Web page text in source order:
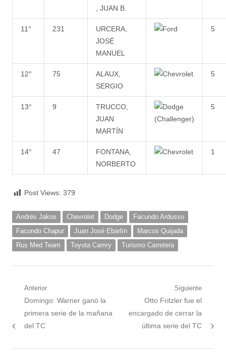
, JUAN B.
11° 231
URCERA,
JOSÉ
MANUEL
5
12° 75
ALAUX,
SERGIO
5
13° 9
TRUCCO,
JUAN
MARTÍN
5
14° 47
FONTANA,
NORBERTO
1
Post Views: 379
Andrés Jakos Chevrolet Dodge
Facundo Ardusso
Facundo Chapur
Juan José Ebarlín
Marcos Quijada
Rus Med Team
Toyota Camry Turismo Carretera
Navegación
entradas
Anterior
Nota
anterior:
Domingo: Warner ganó la
primera serie de la mañana
del TC
Siguiente
Siguiente
nota:
Otto Fritzler fue el
encargado de cerrar la
última serie del TC